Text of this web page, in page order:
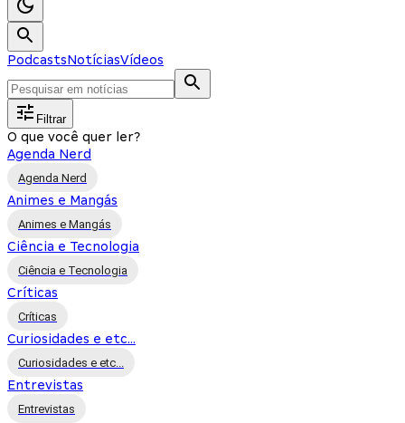
PodcastsNotíciasVídeos
Filtrar
O que você quer ler?
Agenda Nerd
Agenda Nerd
Animes e Mangás
Animes e Mangás
Ciência e Tecnologia
Ciência e Tecnologia
Críticas
Críticas
Curiosidades e etc...
Curiosidades e etc...
Entrevistas
Entrevistas